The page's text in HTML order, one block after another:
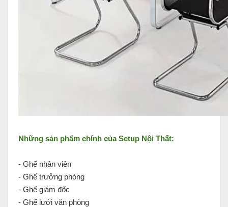
Những sản phẩm chính của Setup Nội Thất:
- Ghế nhân viên
- Ghế trưởng phòng
- Ghế giám đốc
- Ghế lưới văn phòng